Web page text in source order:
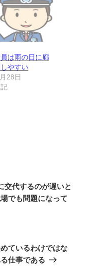
は雨の日に廊
やすい
28日
交代するのが遅いと
でも問題になって
ているわけではな
仕事である